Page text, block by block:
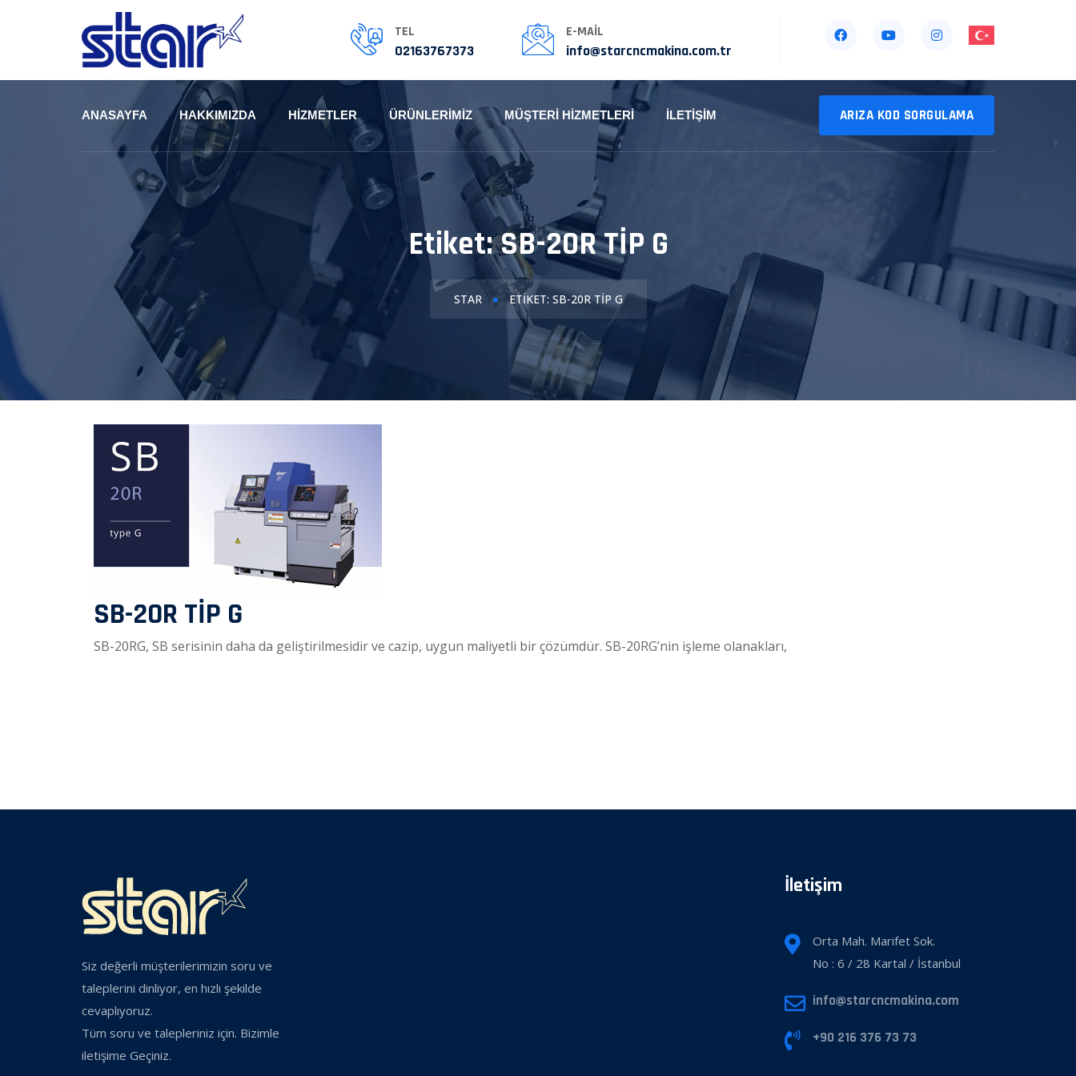
TEL
02163767373
E-MAIL
info@starcncmakina.com.tr
ANASAYFA HAKKIMIZDA HIZMETLER ÜRÜNLERIMIZ MÜŞTERI HIZMETLERI İLETIŞIM ARIZA KOD SORGULAMA
Etiket:SB-20R TİP G
STAR ETIKET: SB-20R TİP G
SB-20R TİP G
SB-20RG, SB serisinin daha da geliştirilmesidir ve cazip, uygun maliyetli bir çözümdür. SB-20RG’nin işleme olanakları,
Siz değerli müşterilerimizin soru ve
taleplerini dinliyor, en hızlı şekilde
cevaplıyoruz.
Tüm soru ve talepleriniz için. Bizimle
iletişime Geçiniz.
İletişim
Orta Mah. Marifet Sok.
No : 6 / 28 Kartal / İstanbul
info@starcncmakina.com
+90 216 376 73 73